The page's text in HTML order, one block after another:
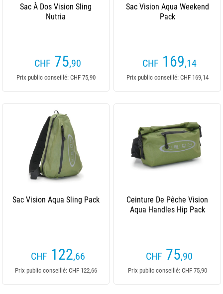
Sac À Dos Vision Sling
Nutria
CHF 75,90
Prix public conseillé: CHF 75,90
Sac Vision Aqua Weekend
Pack
CHF 169,14
Prix public conseillé: CHF 169,14
Sac Vision Aqua Sling Pack
CHF 122,66
Prix public conseillé: CHF 122,66
Ceinture De Pêche Vision
Aqua Handles Hip Pack
CHF 75,90
Prix public conseillé: CHF 75,90